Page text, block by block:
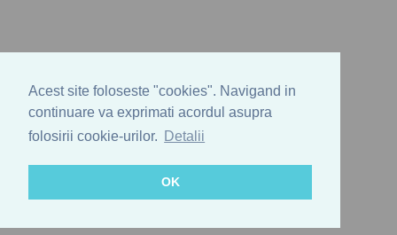
Acest site foloseste "cookies". Navigand in
continuare va exprimati acordul asupra
folosirii cookie-urilor.
Detalii
OK